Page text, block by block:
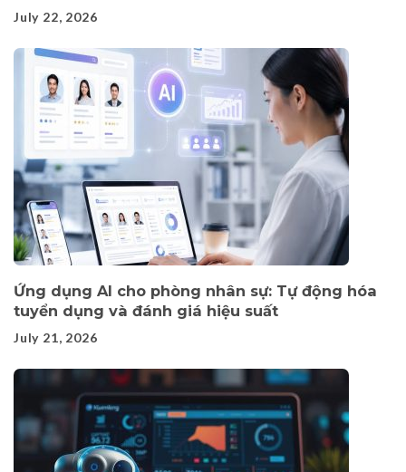
July 22, 2026
Ứng dụng AI cho phòng nhân sự: Tự động hóa
tuyển dụng và đánh giá hiệu suất
July 21, 2026